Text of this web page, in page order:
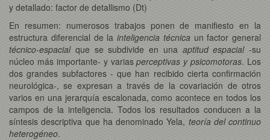
y detallado: factor de detallismo (Dt)
En resumen: numerosos trabajos ponen de manifiesto en la
estructura diferencial de la inteligencia técnica un factor general
técnico-espacialque se subdivide en una aptitud espacial-su
núcleo más importante- y variasperceptivas y psicomotoras. Los
dos grandes subfactores - que han recibido cierta confirmación
neurológica-, se expresan a través de la covariación de otros
varios en una jerarquía escalonada, como acontece en todos los
campos de la inteligencia. Todos los resultados conducen a la
síntesis descriptiva que ha denominado Yela, teoría del continuo
heterogéneo.